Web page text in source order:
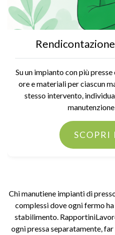
Su un impianto con più
ore e materiali per ciascun
stesso intervento,
SCOPRI
Chi manutiene impianti di
complessi dove ogni fermo
stabilimento.
ogni pressa separatamente,